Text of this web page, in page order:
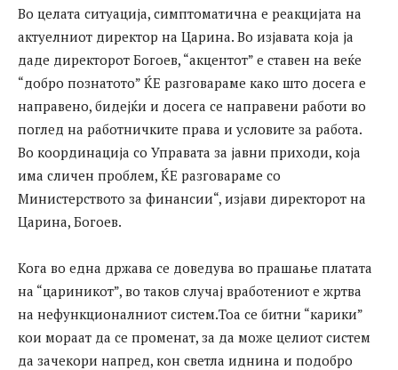
Во целата ситуација, симптоматична е реакцијата на
актуелниот директор на Царина. Во изјавата која ја
даде директорот Богоев, “акцентот” е ставен на веќе
“добро познатото” ЌЕ разговараме како што досега е
направено, бидејќи и досега се направени работи во
поглед на работничките права и условите за работа.
Во координација со Управата за јавни приходи, која
има сличен проблем, ЌЕ разговараме со
Министерството за финансии“, изјави директорот на
Царина, Богоев.
Кога во една држава се доведува во прашање платата
на “цариникот”, во таков случај вработениот е жртва
на нефункционалниот систем.Тоа се битни “карики”
кои мораат да се променат, за да може целиот систем
да зачекори напред, кон светла иднина и подобро